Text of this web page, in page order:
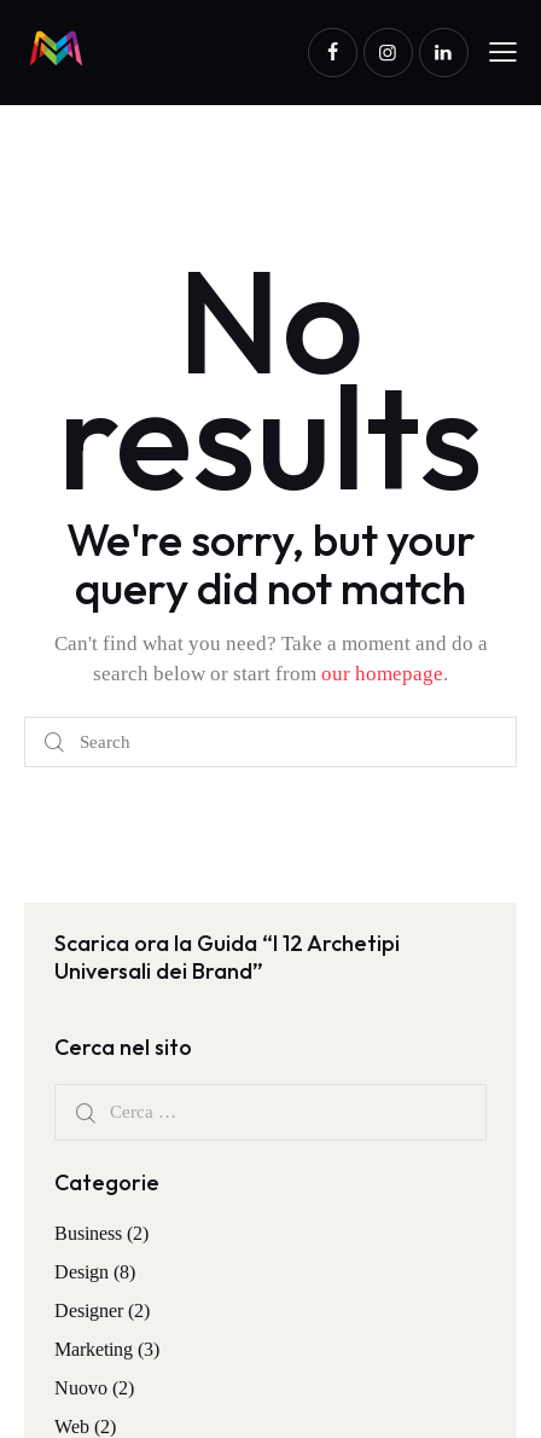
No
results
We're sorry, but your
query did not match
Can't find what you need? Take a moment and do a
search below or start from our homepage.
Scarica ora la Guida “I 12 Archetipi
Universali dei Brand”
Cerca nel sito
Categorie
Business (2)
Design (8)
Designer(2)
Marketing (3)
Nuovo (2)
Web (2)